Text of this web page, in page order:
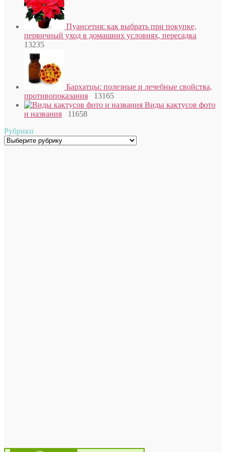
Пуансетия: как выбрать при покупке,
первичный уход в домашних условиях, пересадка
13235
Бархатцы: полезные и лечебные свойства,
противопоказания
13165
Виды кактусов фото
и названия
11658
Рубрики
Рубрики